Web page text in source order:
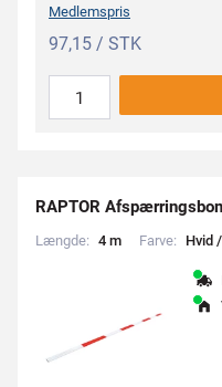
Medlemspris
97,15 / STK
RAPTOR
Længde: 4 m Farve: Hvid /